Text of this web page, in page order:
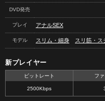
DVD発売
プレイ アナルSEX
モデル スリム・細身 スリ筋・ス
新プレイヤー
ビットレート フ
2500Kbps